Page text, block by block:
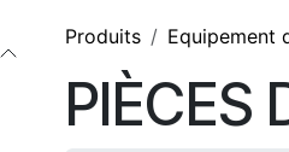
Produits Equipement
PIÈCES